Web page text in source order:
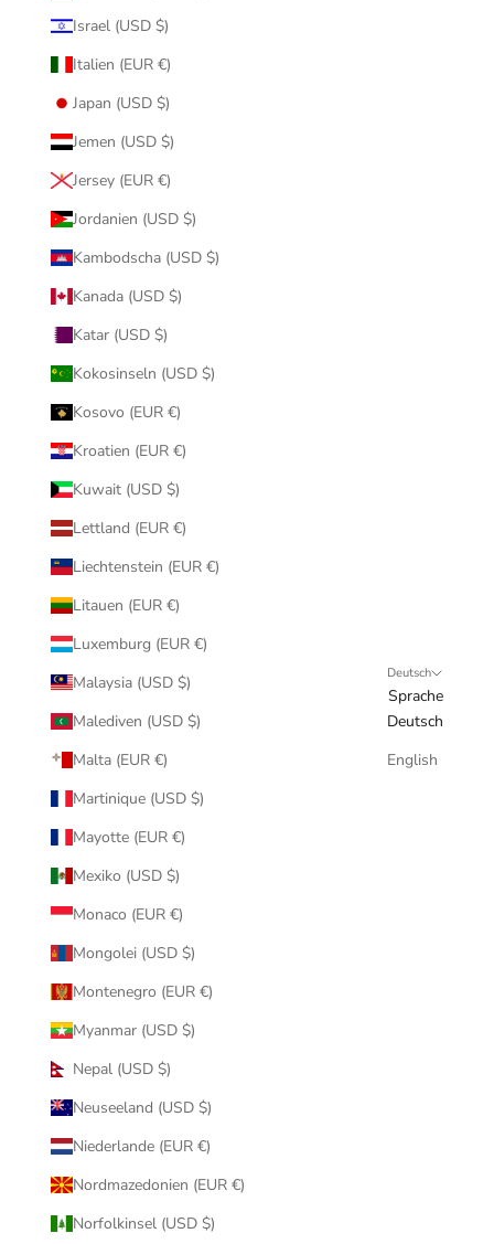
Israel (USD $)
Italien (EUR €)
Japan (USD $)
Jemen (USD $)
Jersey (EUR €)
Jordanien (USD $)
Kambodscha (USD $)
Kanada (USD $)
Katar (USD $)
Kokosinseln (USD $)
Kosovo (EUR €)
Kroatien (EUR €)
Kuwait (USD $)
Lettland (EUR €)
Liechtenstein (EUR €)
Litauen (EUR €)
Luxemburg (EUR €)
Malaysia (USD $)
Malediven (USD $)
Malta (EUR €)
Martinique (USD $)
Mayotte (EUR €)
Mexiko (USD $)
Monaco (EUR €)
Mongolei (USD $)
Montenegro (EUR €)
Myanmar (USD $)
Nepal (USD $)
Neuseeland (USD $)
Niederlande (EUR €)
Nordmazedonien (EUR €)
Norfolkinsel (USD $)
Deutsch
Sprache
Deutsch
English